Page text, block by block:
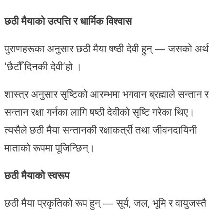
छठी मैयाको उत्पत्ति र धार्मिक विश्वास
पुराणहरूका अनुसार छठी मैया षष्ठी देवी हुन् — जसको अर्थ
‘छैटौँ दिनकी देवी’हो ।
शास्त्र अनुसार सृष्टिको आरम्भमा भगवान ब्रह्माले सन्तान र
सन्तान रक्षा गर्नका लागि षष्ठी देवीको सृष्टि गरेका थिए।
त्यसैले छठी मैया सन्तानकी रक्षाकर्त्री तथा जीवनदायिनी
माताको रूपमा पूजिन्छिन्।
छठी मैयाको स्वरूप
छठी मैया प्रकृतिको रूप हुन् — सूर्य, जल, भूमि र वायुजस्तै